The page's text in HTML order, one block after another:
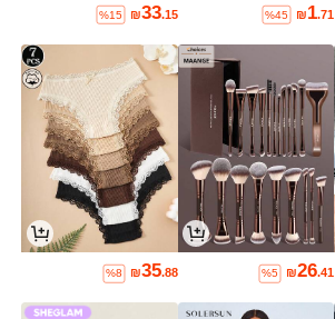
₪1.71
%45
₪33.15
%15
₪26.41
%5
₪35.88
%8